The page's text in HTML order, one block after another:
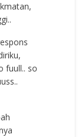
fuull.. so